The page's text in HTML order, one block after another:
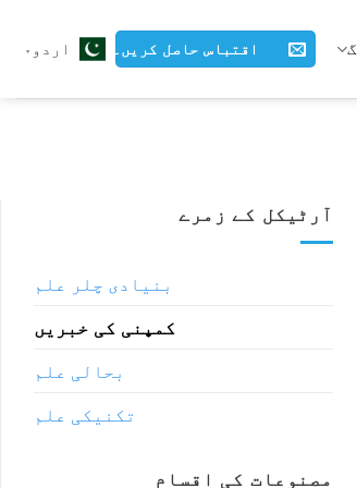
اقتباس حاصل کریں۔ اردو
آرٹیکل کے زمرے
بنیادی چلر علم
کمپنی کی خبریں
بحالی علم
تکنیکی علم
مصنوعات کی اقسام